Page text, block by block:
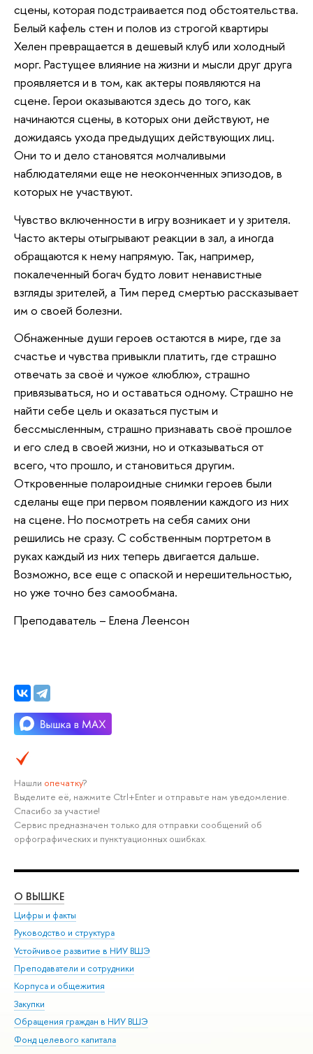
сцены, которая подстраивается под обстоятельства.
Белый кафель стен и полов из строгой квартиры
Хелен превращается в дешевый клуб или холодный
морг. Растущее влияние на жизни и мысли друг друга
проявляется и в том, как актеры появляются на
сцене. Герои оказываются здесь до того, как
начинаются сцены, в которых они действуют, не
дожидаясь ухода предыдущих действующих лиц.
Они то и дело становятся молчаливыми
наблюдателями еще не неоконченных эпизодов, в
которых не участвуют.
Чувство включенности в игру возникает и у зрителя.
Часто актеры отыгрывают реакции в зал, а иногда
обращаются к нему напрямую. Так, например,
покалеченный богач будто ловит ненавистные
взгляды зрителей, а Тим перед смертью рассказывает
им о своей болезни.
Обнаженные души героев остаются в мире, где за
счастье и чувства привыкли платить, где страшно
отвечать за своё и чужое «люблю», страшно
привязываться, но и оставаться одному. Страшно не
найти себе цель и оказаться пустым и
бессмысленным, страшно признавать своё прошлое
и его след в своей жизни, но и отказываться от
всего, что прошло, и становиться другим.
Откровенные полароидные снимки героев были
сделаны еще при первом появлении каждого из них
на сцене. Но посмотреть на себя самих они
решились не сразу. С собственным портретом в
руках каждый из них теперь двигается дальше.
Возможно, все еще с опаской и нерешительностью,
но уже точно без самообмана.
Преподаватель – Елена Леенсон
Нашли опечатку?
Выделите её, нажмите Ctrl+Enter и отправьте нам уведомление.
Спасибо за участие!
Сервис предназначен только для отправки сообщений об
орфографических и пунктуационных ошибках.
О ВЫШКЕ
Цифры и факты
Руководство и структура
Устойчивое развитие в НИУ ВШЭ
Преподаватели и сотрудники
Корпуса и общежития
Закупки
Обращения граждан в НИУ ВШЭ
Фонд целевого капитала